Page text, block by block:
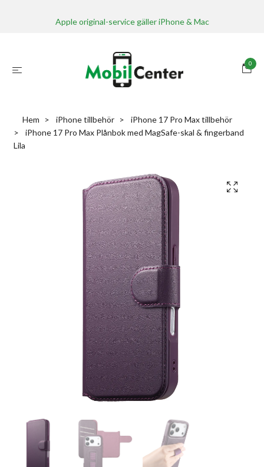
Apple original-service gäller iPhone & Mac
0
Hem iPhone tillbehör
iPhone 17 Pro Max tillbehör
iPhone 17 Pro Max Plånbok med MagSafe-skal & fingerband
Lila